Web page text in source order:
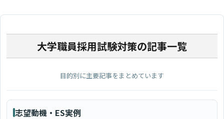
大学職員採用試験対策の記事一覧
目的別に主要記事をまとめています
志望動機・ES実例